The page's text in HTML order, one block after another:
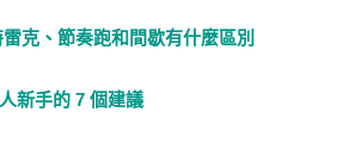
克、節奏跑和間歇有什麼區別
新手的 7 個建議